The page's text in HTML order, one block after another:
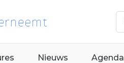
Nieuws Agenda